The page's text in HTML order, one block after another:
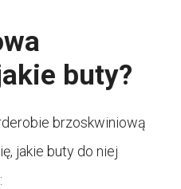
buty?
brzoskwiniową
jakie buty do niej